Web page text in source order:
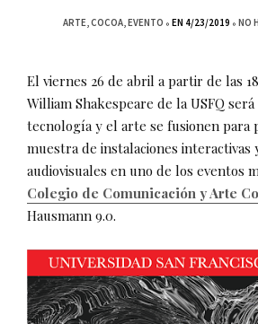
ARTE COCOA EVENTO EN 4/23/2019 NO
El viernes 26 de abril a partir de las
William Shakespeare de la USFQ
tecnología y el arte se fusionen para
muestra de instalaciones interactivas
audiovisuales en uno de los eventos
Colegio de Comunicación y Arte
Hausmann 9.0.